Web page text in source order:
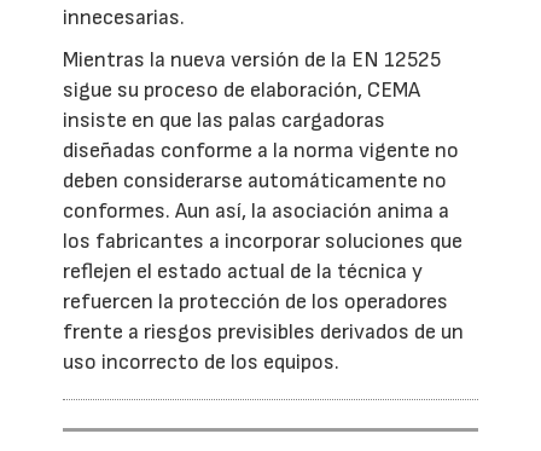
innecesarias.
Mientras la nueva versión de la EN 12525
sigue su proceso de elaboración, CEMA
insiste en que las palas cargadoras
diseñadas conforme a la norma vigente no
deben considerarse automáticamente no
conformes. Aun así, la asociación anima a
los fabricantes a incorporar soluciones que
reflejen el estado actual de la técnica y
refuercen la protección de los operadores
frente a riesgos previsibles derivados de un
uso incorrecto de los equipos.